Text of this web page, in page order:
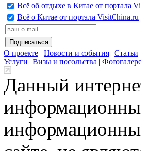
Всё об отдыхе в Китае от портала
Всё о Китае от портала VisitChina.ru
О проекте | Новости и события | Статьи |
Услуги | Визы и посольства |
Данный